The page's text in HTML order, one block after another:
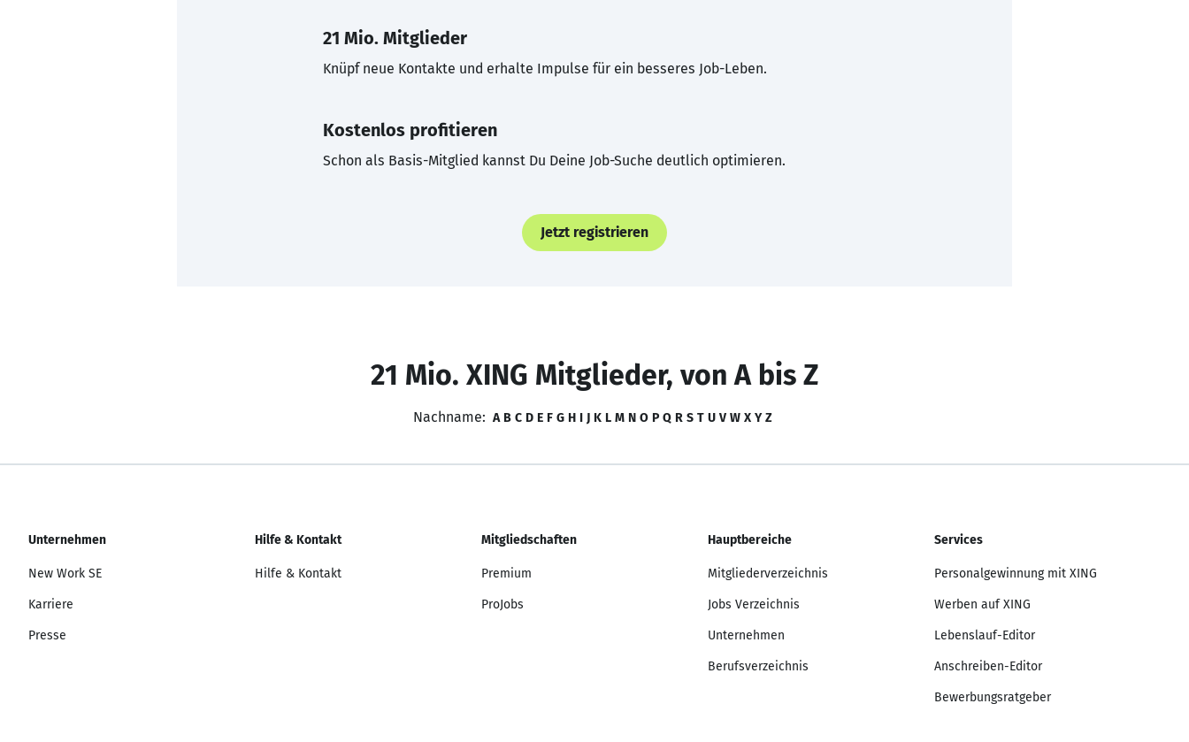
21 Mio. Mitglieder
Knüpf neue Kontakte und erhalte Impulse für ein besseres Job-Leben.
Kostenlos profitieren
Schon als Basis-Mitglied kannst Du Deine Job-Suche deutlich optimieren.
Jetzt registrieren
21 Mio. XING Mitglieder, von A bis Z
Nachname: A B C D E F G H I J K L M N O P Q R S T U V W X Y Z
Unternehmen
New Work SE
Karriere
Presse
Hilfe & Kontakt
Hilfe & Kontakt
Mitgliedschaften
Premium
ProJobs
Hauptbereiche
Mitgliederverzeichnis
Jobs Verzeichnis
Unternehmen
Berufsverzeichnis
Services
Personalgewinnung mit XING
Werben auf XING
Lebenslauf-Editor
Anschreiben-Editor
Bewerbungsratgeber